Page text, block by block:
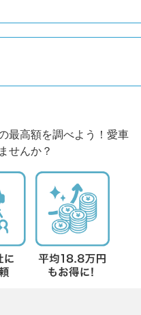
最高額を調べよう！愛車
せんか？